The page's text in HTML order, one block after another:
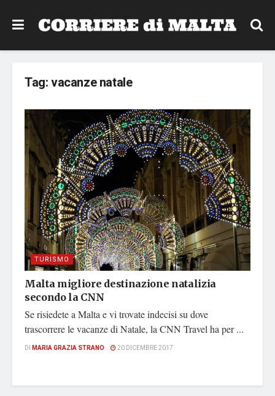
Tag:vacanze natale
TURISMO
Malta migliore destinazione natalizia
secondo la CNN
Se risiedete a Malta e vi trovate indecisi su dove
trascorrere le vacanze di Natale, la CNN Travel ha per ...
DI MARIA GRAZIA STRANO 20 DICEMBRE 2017